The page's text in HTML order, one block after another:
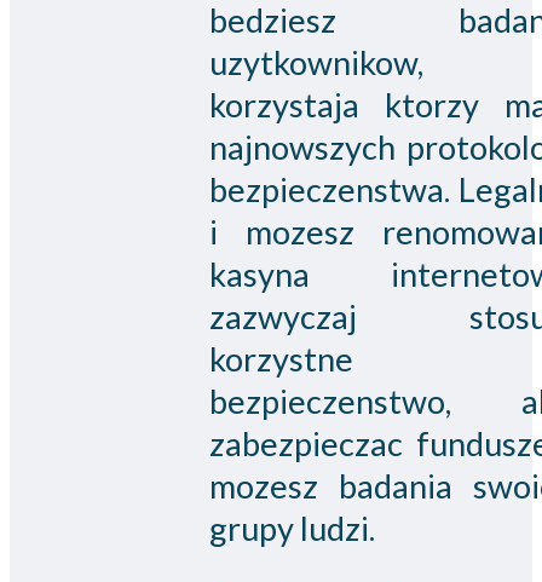
bedziesz
uzytkownikow,
korzystaja ktorzy
najnowszych
bezpieczenstwa.
i mozesz
kasyna
zazwyczaj
korzystne
bezpieczenstwo,
zabezpieczac
mozesz badania
grupy ludzi.